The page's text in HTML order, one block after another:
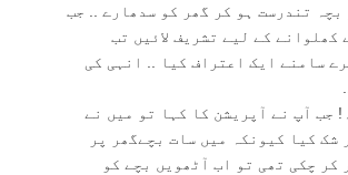
بچہ تندرست ہو کر گھر کو سدھارے .. جب
کھلوانے کے لیے تشریف لائیں تب
سامنے ایک اعتراف کیا .. انہی کی
جب آپ نے آپریشن کا کہا تو میں نے
شک کیا کیونکہ میں سات بچےگھر پر
کر چکی تھی تو اب آٹھویں بچے کو